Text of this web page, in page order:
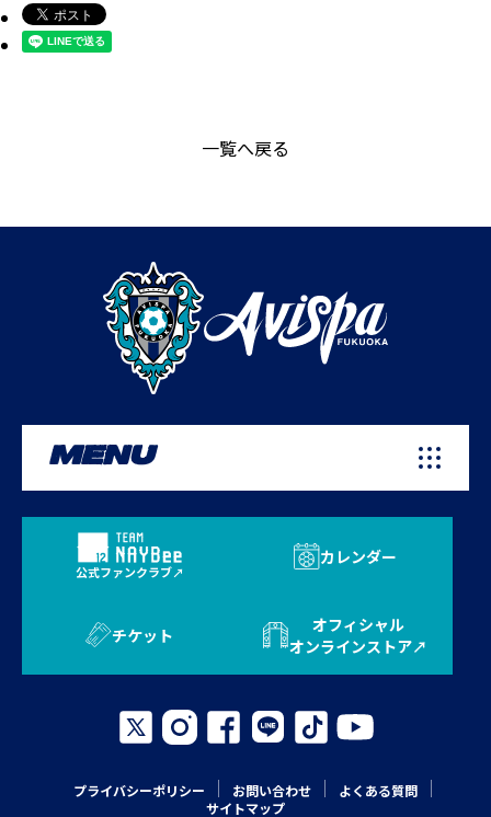
一覧へ戻る
MENU
公式ファンクラブ
カレンダー
チケット
オフィシャル
オンラインストア
プライバシーポリシー お問い合わせ
よくある質問
サイトマップ